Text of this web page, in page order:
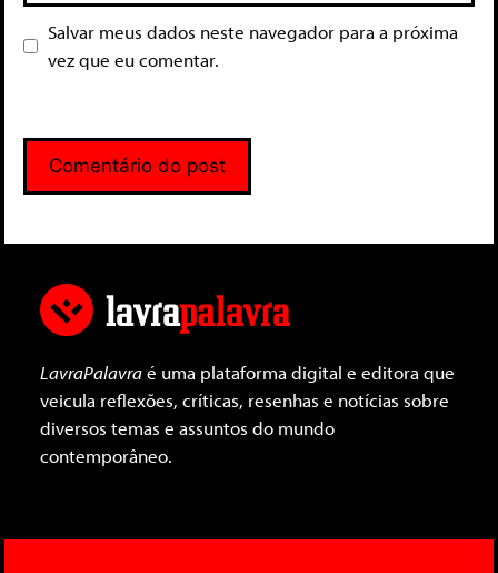
Salvar meus dados neste navegador para a próxima
vez que eu comentar.
LavraPalavraé uma plataforma digital e editora que
veicula reflexões, críticas, resenhas e notícias sobre
diversos temas e assuntos do mundo
contemporâneo.